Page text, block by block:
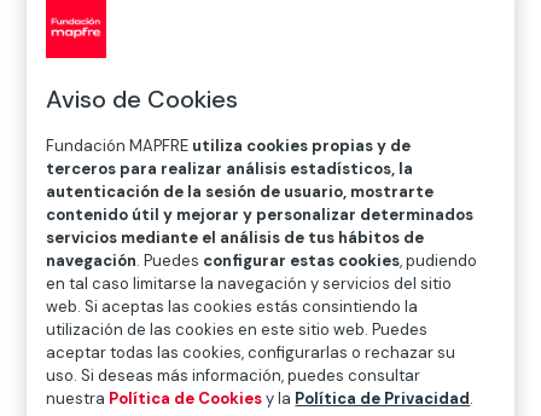
A
H
J K
O
P Q R S T
U
V
W X Y Z
Diccionario de seguros
accionariado
Aviso de Cookies
Fundación MAPFRE utiliza cookies propias y de
terceros para realizar análisis estadísticos, la
autenticación de la sesión de usuario, mostrarte
contenido útil y mejorar y personalizar determinados
servicios mediante el análisis de tus hábitos de
navegación. Puedes configurar estas cookies, pudiendo
en tal caso limitarse la navegación y servicios del sitio
web. Si aceptas las cookies estás consintiendo la
utilización de las cookies en este sitio web. Puedes
aceptar todas las cookies, configurarlas o rechazar su
uso. Si deseas más información, puedes consultar
nuestra Política de Cookiesy la Política de Privacidad.